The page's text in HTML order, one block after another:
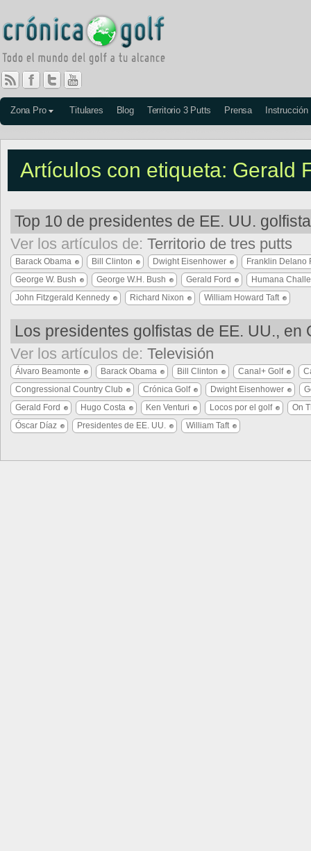
Zona Pro Titulares Blog Territorio 3 Putts Prensa Instrucción
Artículos con etiqueta: Gerald
Top 10 de presidentes de EE. UU.
Ver los artículos de: Territorio de tres putts
Barack Obama Bill Clinton Dwight Eisenhower
Franklin Delano
George W. Bush
George W.H. Bush Gerald Ford
Humana
John Fitzgerald Kennedy
Richard Nixon William Howard Taft
Los presidentes golfistas de EE. UU., en
Ver los artículos de: Televisión
Álvaro Beamonte Barack Obama Bill Clinton Canal+ Golf
Congressional Country Club
Crónica Golf Dwight Eisenhower
Gerald Ford
Hugo Costa Ken Venturi Locos por el golf
On
Óscar Díaz
Presidentes de EE. UU. William Taft